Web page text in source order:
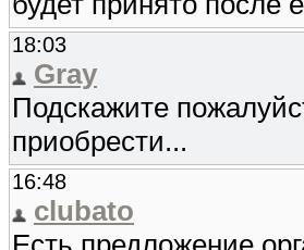
18:03
Gray
Подскажите
приобрести...
16:48
clubato